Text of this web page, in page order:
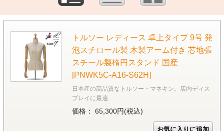
トルソー レディース 卓上タイプ 9号 発
泡スチロール製 木製アーム付き 芯地張
スチール製楕円スタンド 国産
[PNWK5C-A16-S62H]
日本産の高品質なトルソー・マネキン。店内ディス
プレイに最適
価格： 65,300円(税込)